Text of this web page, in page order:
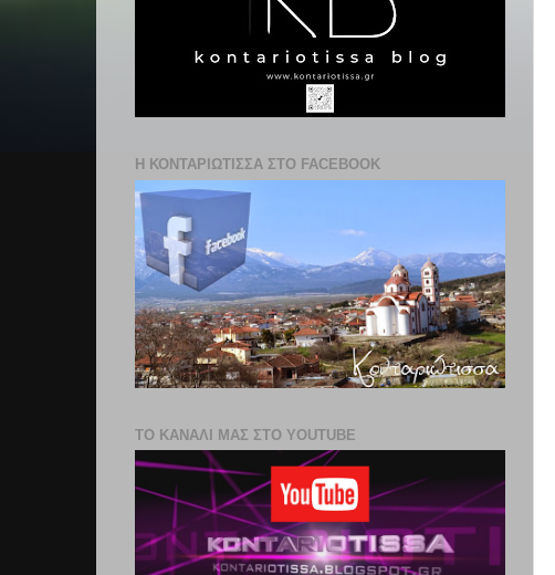
Η ΚΟΝΤΑΡΙΩΤΙΣΣΑ ΣΤΟ FACEBOOK
ΤΟ ΚΑΝΑΛΙ ΜΑΣ ΣΤΟ YOUTUBE